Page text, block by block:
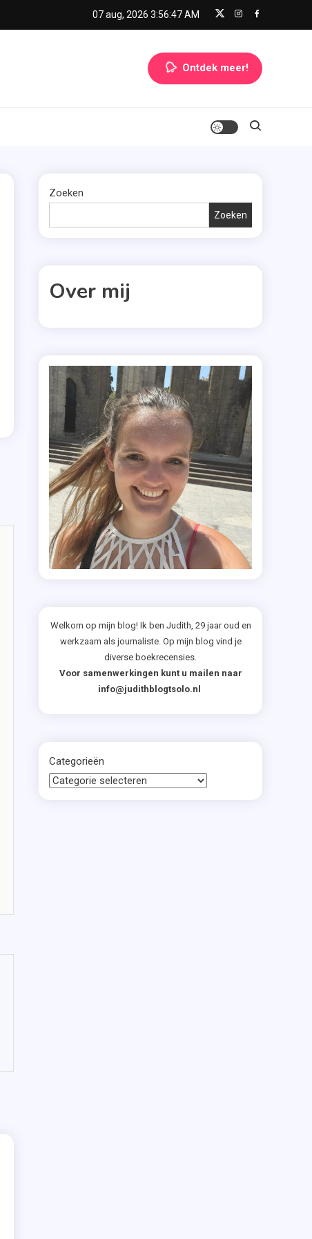
07 aug, 2026 3:56:48 AM
Ontdek meer!
Zoeken
Zoeken
Over mij
Welkom op mijn blog! Ik ben Judith, 29 jaar oud en
werkzaam als journaliste. Op mijn blog vind je
diverse boekrecensies.
Voor samenwerkingen kunt u mailen naar
info@judithblogtsolo.nl
Categorieën